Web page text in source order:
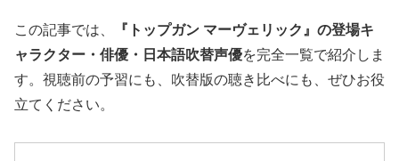
この記事では、
『トップガン マーヴェリック』の登場キ
ャラクター・俳優・日本語吹替声優を完全一覧で紹介しま
す。視聴前の予習にも、吹替版の聴き比べにも、ぜひお役
立てください。